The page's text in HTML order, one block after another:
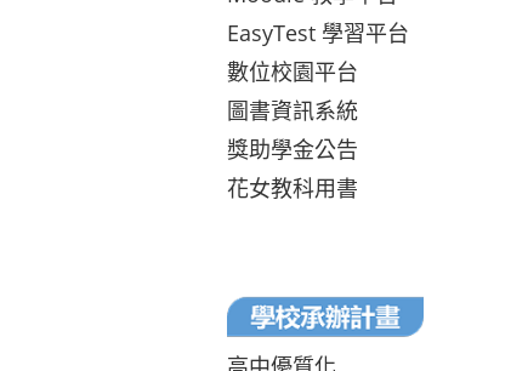
EasyTest 學習平台
數位校園平台
圖書資訊系統
獎助學金公告
花女教科用書